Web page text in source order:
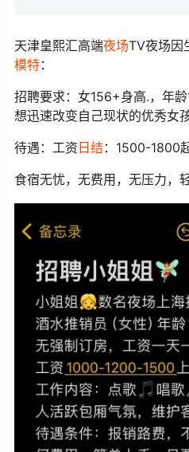
天津皇熙汇高端夜场TV夜场因
模特：
招聘要求：女156+身高.，年
想迅速改变自己现状的优秀女孩
待遇：工资 日结 ：1500-1800
食宿无忧，无费用，无压力，